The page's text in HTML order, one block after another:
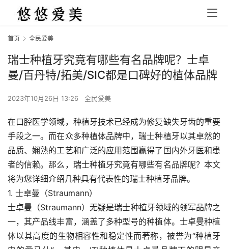
首页 全民爱美
瑞士种植牙究竟有哪些有名品牌呢？士卓
曼/百丹特/拓美/SIC都是口碑好的植体品牌
2023年10月26日 13:26 全民爱美
在口腔医学领域，种植牙技术已经成为修复缺失牙齿的重要
手段之一。而在众多种植体品牌中，瑞士种植牙以其卓然的
品质、娴熟的工艺和广泛的应用范围赢得了国内外牙医和患
者的信赖。那么，瑞士种植牙究竟有哪些有名品牌呢？本文
将为您详细介绍几种具有代表性的瑞士种植牙品牌。
1. 士卓曼（Straumann）
士卓曼（Straumann）无疑是瑞士种植牙领域的领军品牌之
一，其产品线丰富，涵盖了多种型号的种植体。士卓曼种植
体以其高度的生物相容性和稳定性而著称，被誉为“种植牙